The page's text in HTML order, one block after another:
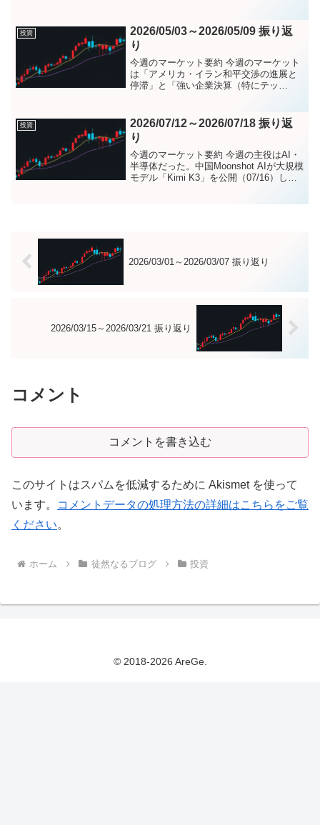
調な展開でスタートした。6/2にS&P500
が初めて7,...
投資
2026/05/03～2026/05/09 振り返
り
今週のマーケット要約 今週のマーケット
は「アメリカ・イラン和平交渉の進展と
停滞」と「強い企業決算（特にテッ
で、Axiosがイランとの核合意交渉接近を
報じ、S&P5...
投資
2026/07/12～2026/07/18 振り返
り
今週のマーケット要約 今週の主役はAI・
半導体だった。中国Moonshot AIが大規模
モデル「Kimi K3」を公開（07/16）した
2026/03/01～2026/03/07 振り返り
2026/03/15～2026/03/21 振り返り
コメント
コメントを書き込む
このサイトはスパムを低減するために Akismet を使って
います。
コメントデータの処理方法の詳細はこちらをご覧
ください。
ホーム 徒然なるブログ 投資
© 2018-2026 AreGe.